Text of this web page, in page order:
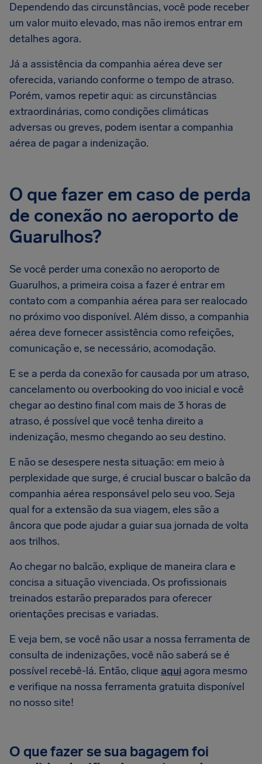
Dependendo das circunstâncias, você pode receber
um valor muito elevado, mas não iremos entrar em
detalhes agora.
Já a assistência da companhia aérea deve ser
oferecida, variando conforme o tempo de atraso.
Porém, vamos repetir aqui: as circunstâncias
extraordinárias, como condições climáticas
adversas ou greves, podem isentar a companhia
aérea de pagar a indenização.
O que fazer em caso de perda
de conexão no aeroporto de
Guarulhos?
Se você perder uma conexão no aeroporto de
Guarulhos, a primeira coisa a fazer é entrar em
contato com a companhia aérea para ser realocado
no próximo voo disponível. Além disso, a companhia
aérea deve fornecer assistência como refeições,
comunicação e, se necessário, acomodação.
E se a perda da conexão for causada por um atraso,
cancelamento ou overbooking do voo inicial e você
chegar ao destino final com mais de 3 horas de
atraso, é possível que você tenha direito a
indenização, mesmo chegando ao seu destino.
E não se desespere nesta situação: em meio à
perplexidade que surge, é crucial buscar o balcão da
companhia aérea responsável pelo seu voo. Seja
qual for a extensão da sua viagem, eles são a
âncora que pode ajudar a guiar sua jornada de volta
aos trilhos.
Ao chegar no balcão, explique de maneira clara e
concisa a situação vivenciada. Os profissionais
treinados estarão preparados para oferecer
orientações precisas e variadas.
E veja bem, se você não usar a nossa ferramenta de
consulta de indenizações, você não saberá se é
possível recebê-lá. Então, clique aqui agora mesmo
e verifique na nossa ferramenta gratuita disponível
no nosso site!
O que fazer se sua bagagem foi